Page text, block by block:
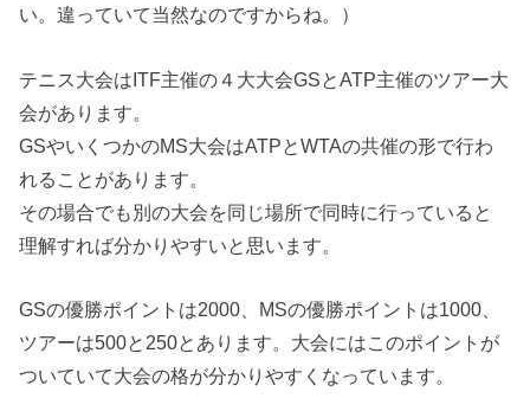
い。違っていて当然なのですからね。）
テニス大会はITF主催の４大大会GSとATP主催のツアー大
会があります。
GSやいくつかのMS大会はATPとWTAの共催の形で行わ
れることがあります。
その場合でも別の大会を同じ場所で同時に行っていると
理解すれば分かりやすいと思います。
GSの優勝ポイントは2000、MSの優勝ポイントは1000、
ツアーは500と250とあります。大会にはこのポイントが
ついていて大会の格が分かりやすくなっています。